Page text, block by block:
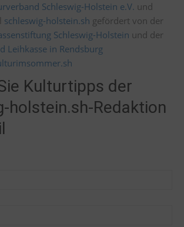
Schleswig-Holstein e.V. und
schleswig-holstein.sh gefördert von der
Schleswig-Holstein und der
Leihkasse in Rendsburg
Kulturtipps der
holstein.sh-Redaktion